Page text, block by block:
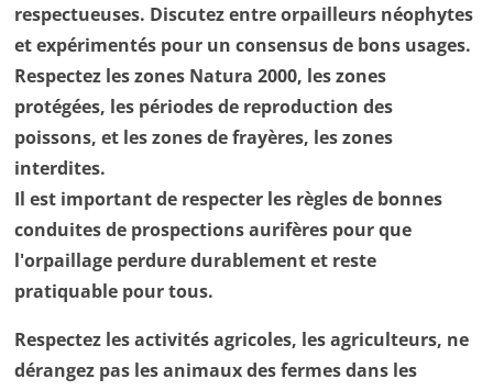
respectueuses. Discutez entre orpailleurs néophytes
et expérimentés pour un consensus de bons usages.
Respectez les zones Natura 2000, les zones
protégées, les périodes de reproduction des
poissons, et les zones de frayères, les zones
interdites.
Il est important de respecter les règles de bonnes
conduites de prospections aurifères pour que
l'orpaillage perdure durablement et reste
pratiquable pour tous.
Respectez les activités agricoles, les agriculteurs, ne
dérangez pas les animaux des fermes dans les